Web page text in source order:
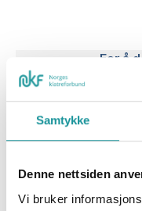
Samtykke
Denne nettsiden
Vi bruker
For å
Sertifisering:
tilsvarende (NF
Alder: minimum
opptakskrav,
Erfaring: